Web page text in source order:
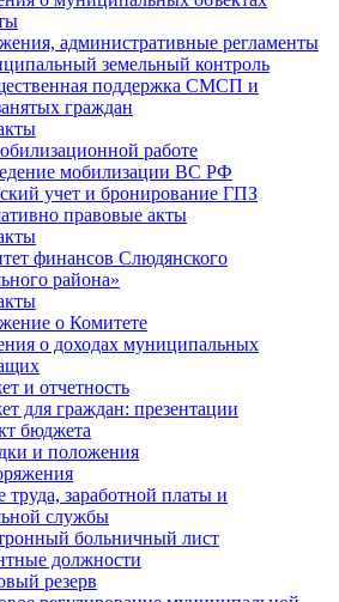
административные регламенты
земельный контроль
поддержка СМСП и
граждан
работе
мобилизации ВС РФ
учет и бронирование ГПЗ
правовые акты
финансов Слюдянского
района»
о Комитете
о доходах муниципальных
и отчетность
для граждан: презентации
бюджета
и положения
труда, заработной платы и
службы
больничный лист
должности
резерв